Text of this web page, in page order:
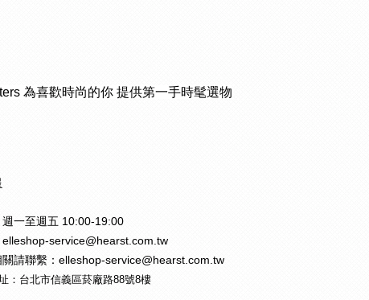
為喜歡時尚的你 提供第一手時髦選物
週一至週五 10:00-19:00
service@hearst.com.tw
請聯繫：elleshop-service@hearst.com.tw
：台北市信義區菸廠路88號8樓